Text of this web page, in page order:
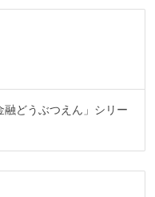
どうぶつえん」シリー